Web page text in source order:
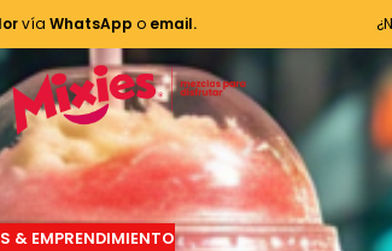
vía WhatsApp o email.
& EMPRENDIMIENTO